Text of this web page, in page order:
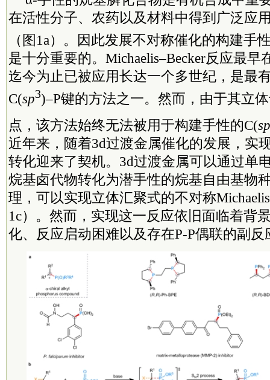
在活性分子、农药以及材料中得到广泛应
（图1a）。因此发展不对称催化的构建手
是十分重要的。Michaelis–Becker反应最早
迄今为止已被应用长达一个多世纪，是最
C(sp3)–P键的方法之一。然而，由于其立
点，该方法始终无法被用于构建手性的C(sp
近年来，随着3d过渡金属催化的发展，实
转化迎来了契机。3d过渡金属可以通过单
烷基卤代物转化为潜手性的烷基自由基物
理，可以实现立体汇聚式的不对称
1c）。然而，实现这一反应依旧面临着背
化、反应启动困难以及存在P-P偶联的副反